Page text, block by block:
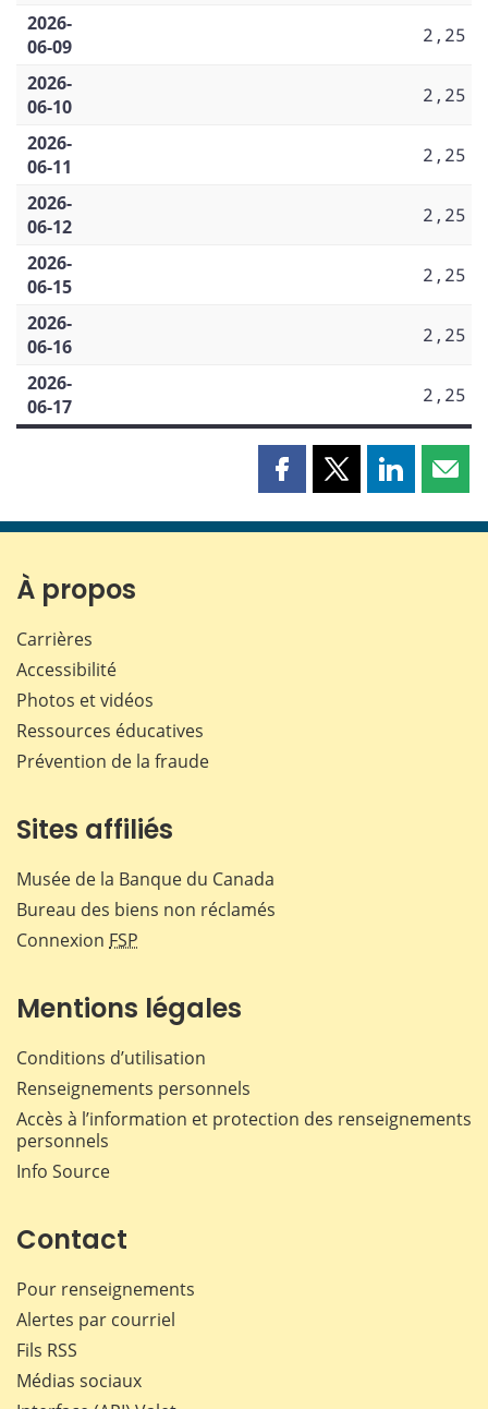
2026-
06-09
2,25
2026-
06-10
2,25
2026-
06-11
2,25
2026-
06-12
2,25
2026-
06-15
2,25
2026-
06-16
2,25
2026-
06-17
2,25
Partager
page
Partager
page
Partager
page page
À propos
Carrières
Accessibilité
Photos et vidéos
Ressources éducatives
Prévention de la fraude
Sites affiliés
Musée de la Banque du Canada
Bureau des biens non réclamés
Connexion FSP
Mentions légales
Conditions d’utilisation
Renseignements personnels
Accès à l’information et protection des renseignements
personnels
Info Source
Contact
Pour renseignements
Alertes par courriel
Fils RSS
Médias sociaux